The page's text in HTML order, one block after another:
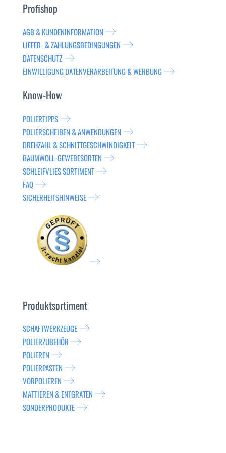
Profishop
AGB & KUNDENINFORMATION
LIEFER- & ZAHLUNGSBEDINGUNGEN
DATENSCHUTZ
EINWILLIGUNG DATENVERARBEITUNG & WERBUNG
Know-How
POLIERTIPPS
POLIERSCHEIBEN & ANWENDUNGEN
DREHZAHL & SCHNITTGESCHWINDIGKEIT
BAUMWOLL-GEWEBESORTEN
SCHLEIFVLIES SORTIMENT
FAQ
SICHERHEITSHINWEISE
Produktsortiment
SCHAFTWERKZEUGE
POLIERZUBEHÖR
POLIEREN
POLIERPASTEN
VORPOLIEREN
MATTIEREN & ENTGRATEN
SONDERPRODUKTE